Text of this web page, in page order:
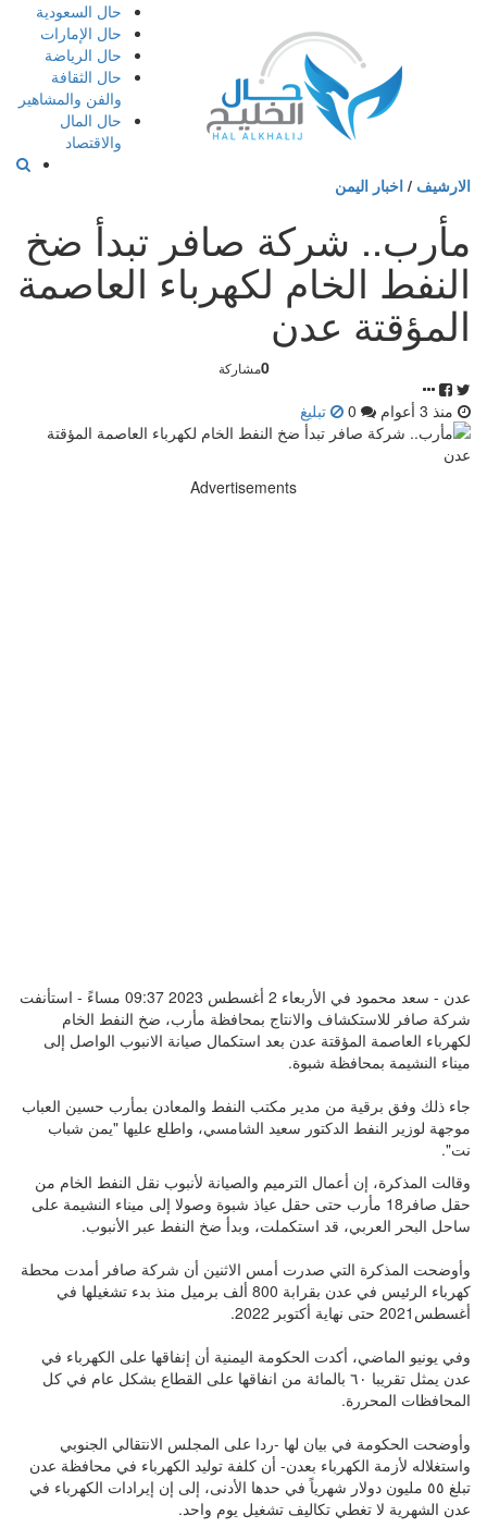
حال السعودية
حال الإمارات
حال الرياضة
حال الثقافة
والفن والمشاهير
حال المال
والاقتصاد
الارشيف / اخبار اليمن
مأرب.. شركة صافر تبدأ ضخ
النفط الخام لكهرباء العاصمة
المؤقتة عدن
0مشاركة
منذ 3 أعوام تبليغ
Advertisements
عدن - سعد محمود في الأربعاء 2 أغسطس 2023 09:37 مساءً - استأنفت
شركة صافر للاستكشاف والانتاج بمحافظة مأرب، ضخ النفط الخام
لكهرباء العاصمة المؤقتة عدن بعد استكمال صيانة الانبوب الواصل إلى
ميناء النشيمة بمحافظة شبوة.
جاء ذلك وفق برقية من مدير مكتب النفط والمعادن بمأرب حسين العباب
موجهة لوزير النفط الدكتور سعيد الشامسي، واطلع عليها "يمن شباب
نت".
وقالت المذكرة، إن أعمال الترميم والصيانة لأنبوب نقل النفط الخام من
حقل صافر18 مأرب حتى حقل عياذ شبوة وصولا إلى ميناء النشيمة على
ساحل البحر العربي، قد استكملت، وبدأ ضخ النفط عبر الأنبوب.
وأوضحت المذكرة التي صدرت أمس الاثنين أن شركة صافر أمدت محطة
كهرباء الرئيس في عدن بقرابة 800 ألف برميل منذ بدء تشغيلها في
أغسطس2021 حتى نهاية أكتوبر 2022.
وفي يونيو الماضي، أكدت الحكومة اليمنية أن إنفاقها على الكهرباء في
عدن يمثل تقريبا ٦٠ بالمائة من انفاقها على القطاع بشكل عام في كل
المحافظات المحررة.
وأوضحت الحكومة في بيان لها -ردا على المجلس الانتقالي الجنوبي
واستغلاله لأزمة الكهرباء بعدن- أن كلفة توليد الكهرباء في محافظة عدن
تبلغ ٥٥ مليون دولار شهرياً في حدها الأدنى، إلى إن إيرادات الكهرباء في
عدن الشهرية لا تغطي تكاليف تشغيل يوم واحد.